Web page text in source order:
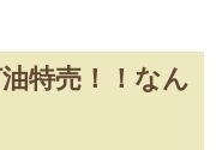
特売！！なん